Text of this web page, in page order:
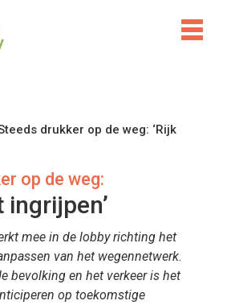
drukker op de weg: ‘Rijk
op de weg:
ingrijpen’
mee in de lobby richting het
van het wegennetwerk.
bevolking en het verkeer is het
op toekomstige